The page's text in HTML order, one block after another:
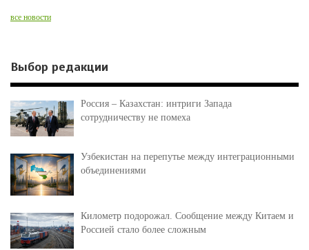
все новости
Выбор редакции
Россия – Казахстан: интриги Запада
сотрудничеству не помеха
Узбекистан на перепутье между интеграционными
объединениями
Километр подорожал. Сообщение между Китаем и
Россией стало более сложным